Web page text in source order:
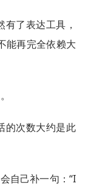
了表达工具，
能再完全依赖大
的次数大约是此
自己补一句：“I